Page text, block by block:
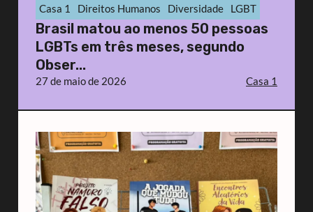
Casa 1 Direitos Humanos Diversidade LGBT
Brasil matou ao menos 50 pessoas
LGBTs em três meses, segundo
Obser...
27 de maio de 2026 Casa 1